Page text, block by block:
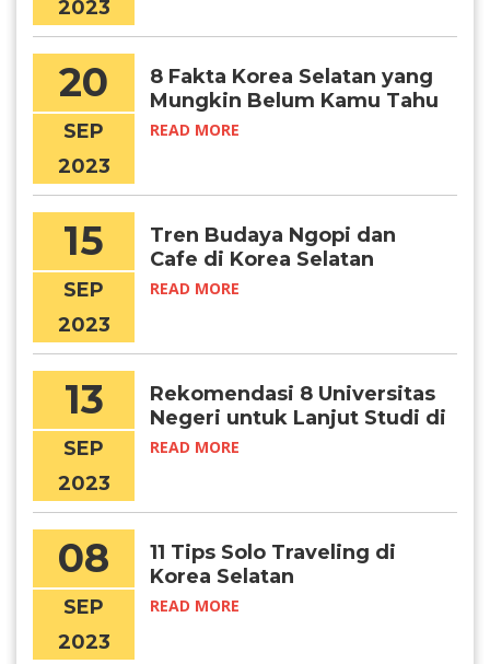
2023
20
SEP
2023
8 Fakta Korea Selatan yang
Mungkin Belum Kamu Tahu
READ MORE
15
SEP
2023
Tren Budaya Ngopi dan
Cafe di Korea Selatan
READ MORE
13
SEP
2023
Rekomendasi 8 Universitas
Negeri untuk Lanjut Studi di
Korea Selatan
READ MORE
08
SEP
2023
11 Tips Solo Traveling di
Korea Selatan
READ MORE